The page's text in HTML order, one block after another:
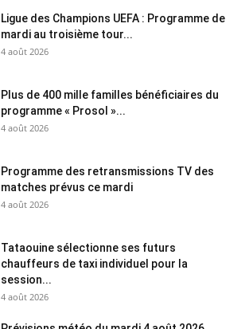
Ligue des Champions UEFA : Programme de
mardi au troisième tour...
4 août 2026
Plus de 400 mille familles bénéficiaires du
programme « Prosol »...
4 août 2026
Programme des retransmissions TV des
matches prévus ce mardi
4 août 2026
Tataouine sélectionne ses futurs
chauffeurs de taxi individuel pour la
session...
4 août 2026